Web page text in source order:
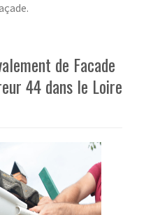
de Facade
44 dans le Loire